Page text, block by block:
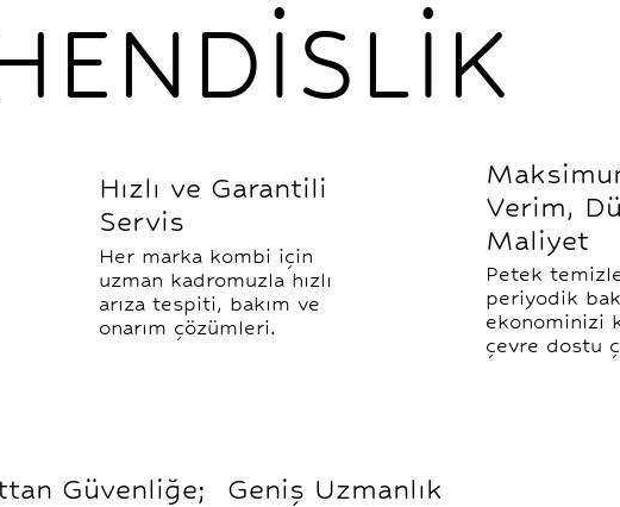
Hızlı ve Garantili
Servis
Her marka kombi için
uzman kadromuzla hızlı
arıza tespiti, bakım ve
onarım çözümleri.
Verim,
Maliyet
Petek
periyodik
ekonominizi
çevre dostu
Güvenliğe; Geniş Uzmanlık